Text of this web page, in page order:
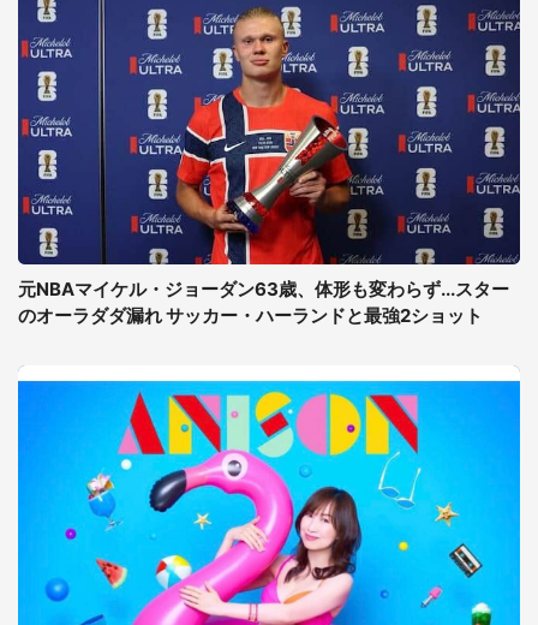
元NBAマイケル・ジョーダン63歳、体形も変わらず...スター
のオーラダダ漏れ サッカー・ハーランドと最強2ショット